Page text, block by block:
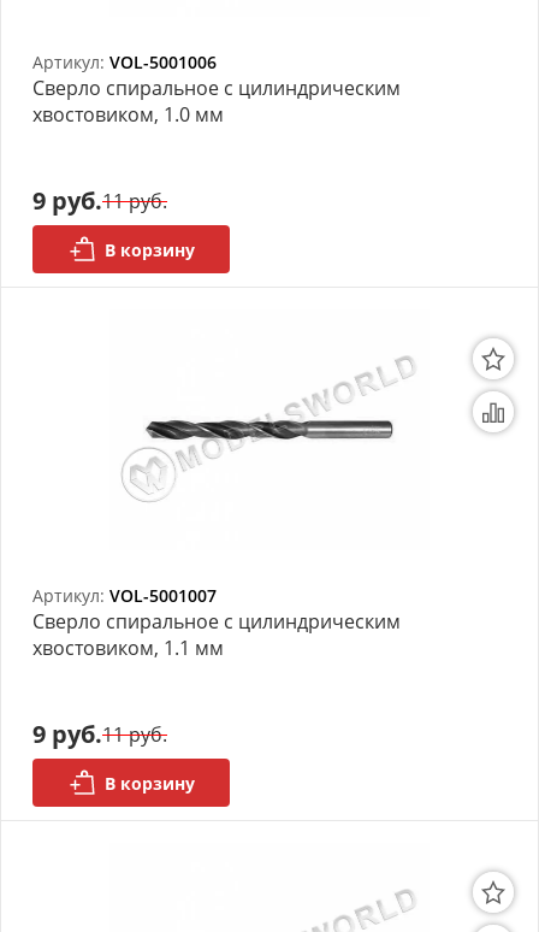
Артикул: VOL-5001006
Сверло спиральное с цилиндрическим
хвостовиком, 1.0 мм
9 руб.11 руб.
В корзину
Артикул: VOL-5001007
Сверло спиральное с цилиндрическим
хвостовиком, 1.1 мм
9 руб.11 руб.
В корзину